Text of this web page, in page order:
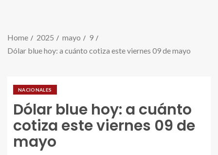
Home 2025 mayo
9
Dólar blue hoy: a cuánto cotiza este viernes 09 de mayo
NACIONALES
Dólar blue hoy: a cuánto
cotiza este viernes 09 de
mayo